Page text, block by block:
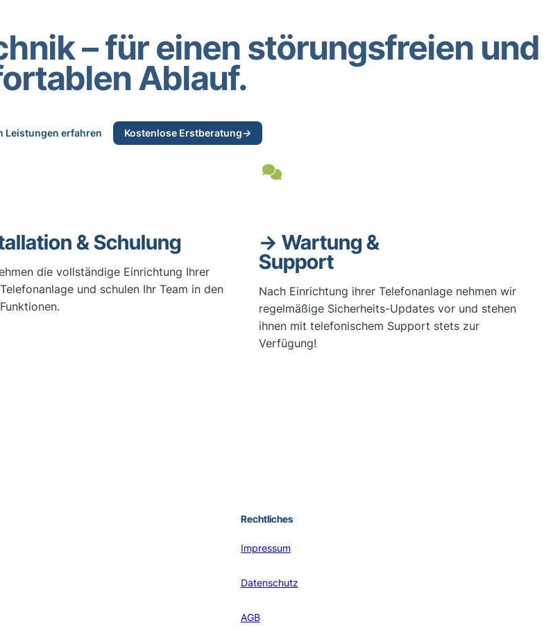
– für einen störungsfreien und
Ablauf.
Leistungen erfahren Kostenlose Erstberatung‭→
& Schulung
die vollständige Einrichtung Ihrer
und schulen Ihr Team in den
→ Wartung &
Support
Nach Einrichtung ihrer Telefonanlage nehmen wir
regelmäßige Sicherheits-Updates vor und stehen
ihnen mit telefonischem Support stets zur
Verfügung!
Rechtliches
Impressum
Datenschutz
AGB